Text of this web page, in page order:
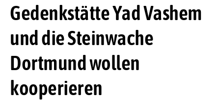
Gedenkstätte Yad Vashem
und die Steinwache
Dortmund wollen
kooperieren